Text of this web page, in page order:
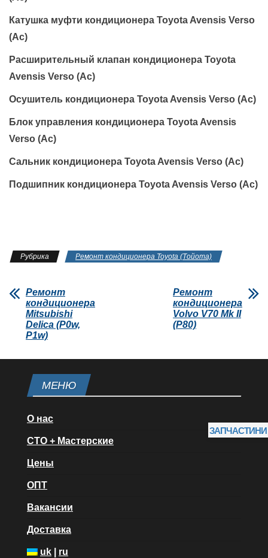
Катушка муфти кондиционера Toyota Avensis Verso
(Ac)
Расширительный клапан кондиционера Toyota
Avensis Verso (Ac)
Осушитель кондиционера Toyota Avensis Verso (Ac)
Блок управления кондиционера Toyota Avensis
Verso (Ac)
Сальник кондиционера Toyota Avensis Verso (Ac)
Подшипник кондиционера Toyota Avensis Verso (Ac)
Рубрика Ремонт кондиционера Toyota (Тойота)
Ремонт
кондиционера
Mitsubishi
Delica (P0w,
P1w)
Ремонт
кондиционера
Volvo V70 Mk II
(P80)
МЕНЮ
О нас
СТО + Мастерские
Цены
ОПТ
Вакансии
Доставка
uk ru
ЗАПЧАСТИНИ